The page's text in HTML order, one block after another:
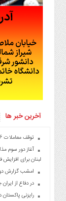
آخرین خبر ها
توقف معاملات ۶ رمزارز در کوین‌بیس از امروز
آغاز دور سوم
لبنان برای افزایش
امشب گزارش
در دفاع از
رایزنی پاکستان